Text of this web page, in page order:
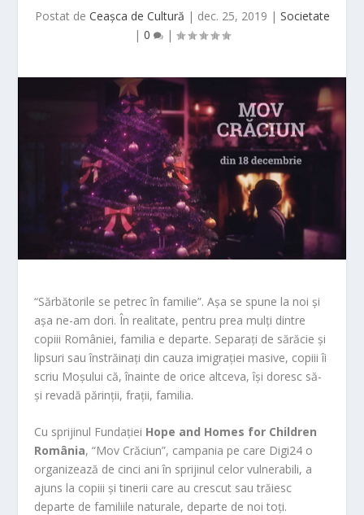
Postat de Ceașca de Cultură | dec. 25, 2019 | Societate
| 0 |
“Sărbătorile se petrec în familie”. Așa se spune la noi și
așa ne-am dori. În realitate, pentru prea mulți dintre
copiii României, familia e departe. Separați de sărăcie și
lipsuri sau înstrăinați din cauza imigrației masive, copiii îi
scriu Moșului că, înainte de orice altceva, își doresc să-
și revadă părinții, frații, familia.
Cu sprijinul Fundației Hope and Homes for Children
România, “Mov Crăciun”, campania pe care Digi24 o
organizează de cinci ani în sprijinul celor vulnerabili, a
ajuns la copiii și tinerii care au crescut sau trăiesc
departe de familiile naturale, departe de noi toți.